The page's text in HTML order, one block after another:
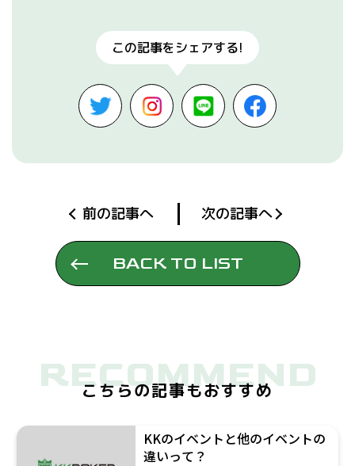
この記事をシェアする!
前の記事へ 次の記事へ
BACK TO LIST
RECOMMEND
こちらの記事もおすすめ
KKのイベントと他のイベントの
違いって？